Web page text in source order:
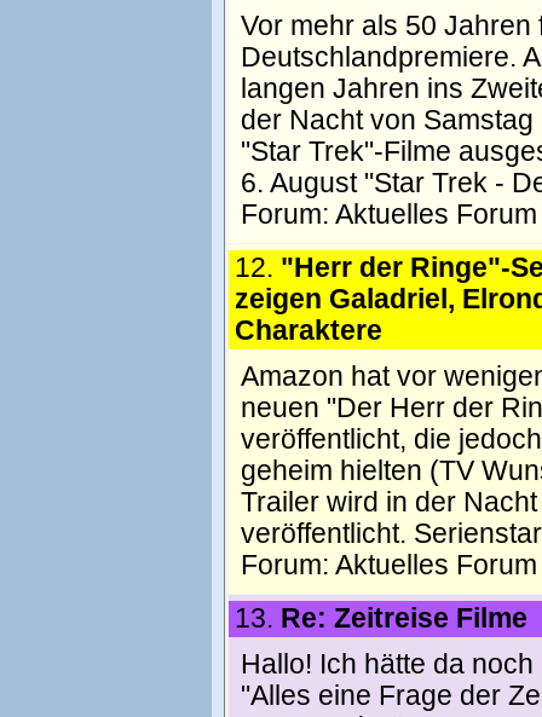
Vor mehr als 50
Deutschlandpremiere.
langen Jahren ins
der Nacht von
"Star Trek"-Filme
6. August "Star Trek -
Forum: Aktuelles Forum
12. "Herr der Ringe"-
zeigen Galadriel,
Charaktere
Amazon hat vor
neuen "Der Herr der
veröffentlicht, die
geheim hielten (TV
Trailer wird in der
veröffentlicht.
Forum: Aktuelles Forum
13. Re: Zeitreise Filme
Hallo! Ich hätte da
"Alles eine Frage der